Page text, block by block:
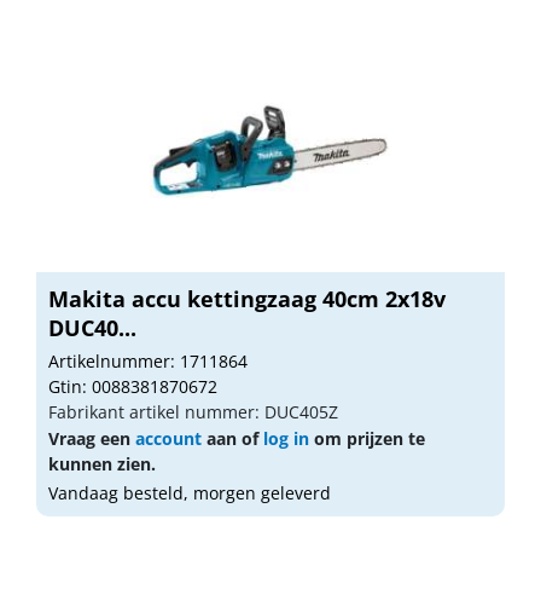
Makita accu kettingzaag 40cm 2x18v
DUC40...
Artikelnummer: 1711864
Gtin: 0088381870672
Fabrikant artikel nummer: DUC405Z
Vraag een account aan of log in om prijzen te
kunnen zien.
Vandaag besteld, morgen geleverd